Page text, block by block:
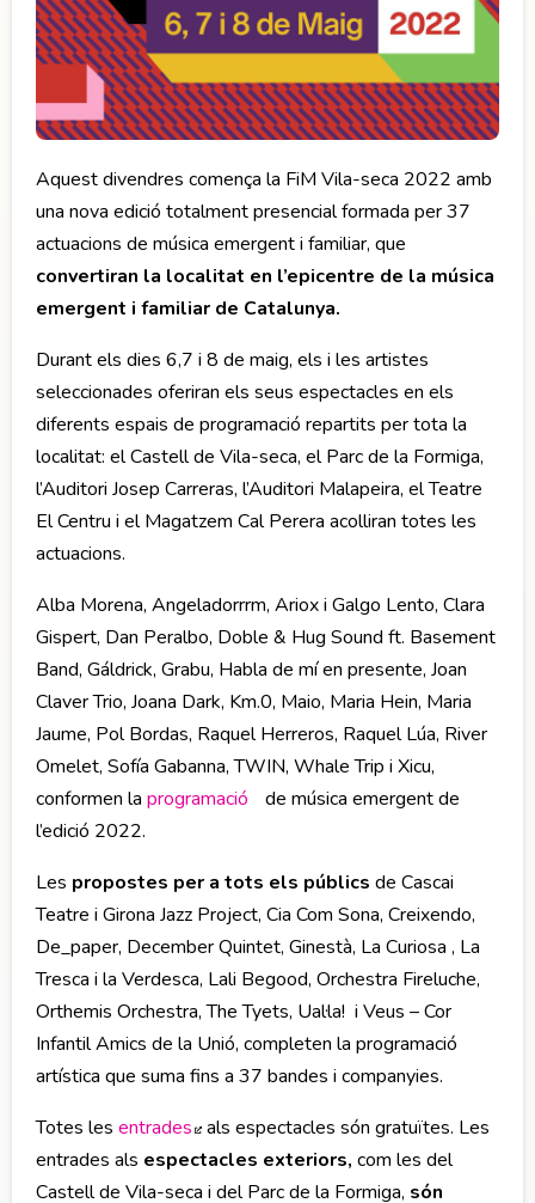
Aquest divendres comença la FiM Vila-seca 2022 amb
una nova edició totalment presencial formada per 37
actuacions de música emergent i familiar, que
convertiran la localitat en l’epicentre de la música
emergent i familiar de Catalunya.
Durant els dies 6,7 i 8 de maig, els i les artistes
seleccionades oferiran els seus espectacles en els
diferents espais de programació repartits per tota la
localitat: el Castell de Vila-seca, el Parc de la Formiga,
l’Auditori Josep Carreras, l’Auditori Malapeira, el Teatre
El Centru i el Magatzem Cal Perera acolliran totes les
actuacions.
Alba Morena, Angeladorrrm, Ariox i Galgo Lento, Clara
Gispert, Dan Peralbo, Doble & Hug Sound ft. Basement
Band, Gáldrick, Grabu, Habla de mí en presente, Joan
Claver Trio, Joana Dark, Km.0, Maio, Maria Hein, Maria
Jaume, Pol Bordas, Raquel Herreros, Raquel Lúa, River
Omelet, Sofía Gabanna, TWIN, Whale Trip i Xicu,
conformen la programació Abre en nueva ventana
de música emergent de
l’edició 2022.
Les propostes per a tots els públics de Cascai
Teatre i Girona Jazz Project, Cia Com Sona, Creixendo,
De_paper, December Quintet, Ginestà, La Curiosa , La
Tresca i la Verdesca, Lali Begood, Orchestra Fireluche,
Orthemis Orchestra, The Tyets, Ual·la! i Veus – Cor
Infantil Amics de la Unió, completen la programació
artística que suma fins a 37 bandes i companyies.
Totes les entrades Abre en nueva ventana
als espectacles són gratuïtes. Les
entrades als espectacles exteriors, com les del
Castell de Vila-seca i del Parc de la Formiga, són